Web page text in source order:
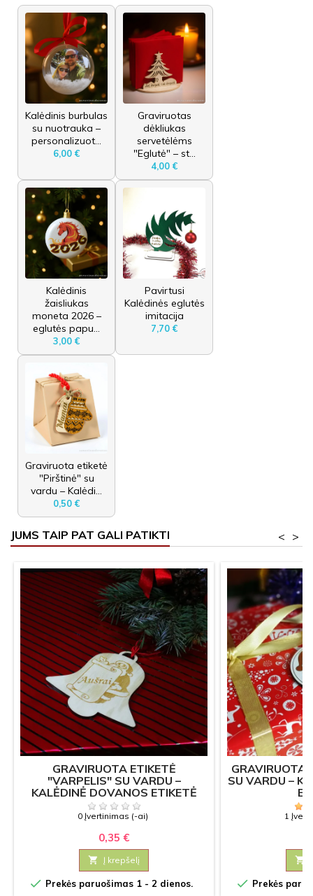
Kalėdinis burbulas
su nuotrauka –
personalizuot...
6,00 €
Graviruotas
dėkliukas
servetėlėms
"Eglutė" – st...
4,00 €
Kalėdinis
žaisliukas
moneta 2026 –
eglutės papu...
3,00 €
Pavirtusi
Kalėdinės eglutės
imitacija
7,70 €
Graviruota etiketė
"Pirštinė" su
vardu – Kalėdi...
0,50 €
JUMS TAIP PAT GALI PATIKTI >
<
GRAVIRUOTA ETIKETĖ
"VARPELIS" SU VARDU –
KALĖDINĖ DOVANOS ETIKETĖ
0 Įvertinimas (-ai)
0,35 €
 Į krepšelį
 Prekės paruošimas 1 - 2 dienos.
GRAVIRUOTA
SU VARDU –
1

 Prekės